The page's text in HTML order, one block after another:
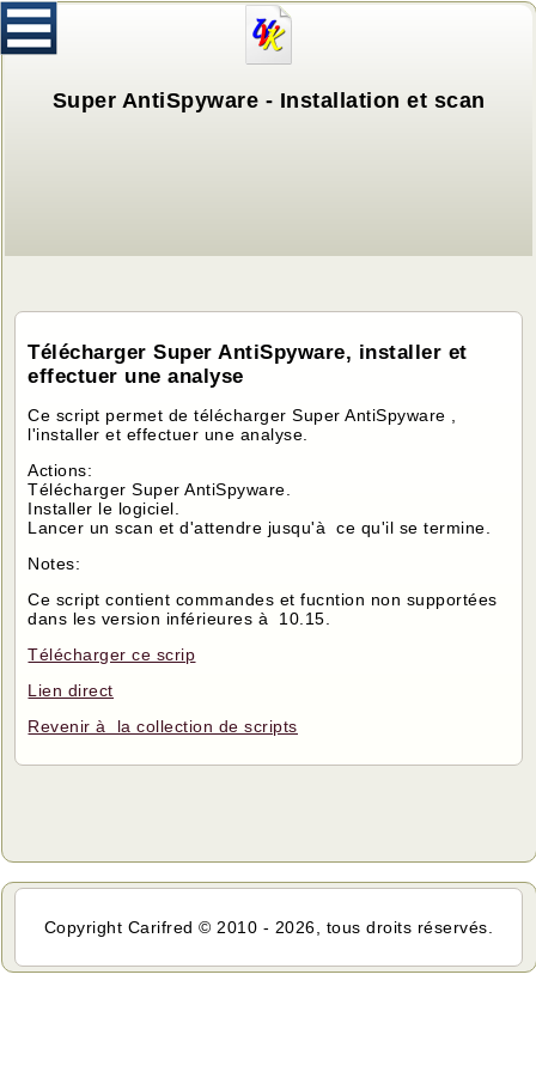
Super AntiSpyware - Installation et scan
Télécharger Super AntiSpyware, installer et
effectuer une analyse
Ce script permet de télécharger Super AntiSpyware ,
l'installer et effectuer une analyse.
Actions:
Télécharger Super AntiSpyware.
Installer le logiciel.
Lancer un scan et d'attendre jusqu'à ce qu'il se termine.
Notes:
Ce script contient commandes et fucntion non supportées
dans les version inférieures à 10.15.
Télécharger ce scrip
Lien direct
Revenir à la collection de scripts
Copyright Carifred © 2010 - 2026, tous droits réservés.